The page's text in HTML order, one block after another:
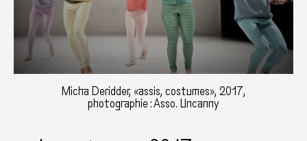
Micha Deridder, «assis, costumes», 2017,
photographie : Asso. Uncanny